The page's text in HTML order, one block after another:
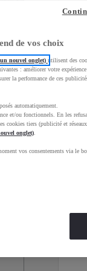
de vos choix
nouvel onglet) utilisent des
: améliorer votre
la performance de ces
automatiquement.
et/ou fonctionnels. En les
cookies tiers (publicité et
onglet)
vos consentements via le